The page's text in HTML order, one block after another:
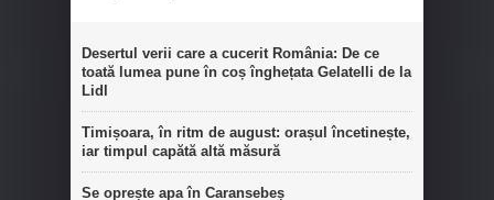
Desertul verii care a cucerit România: De ce
toată lumea pune în coș înghețata Gelatelli de la
Lidl
Timișoara, în ritm de august: orașul încetinește,
iar timpul capătă altă măsură
Se oprește apa în Caransebeș